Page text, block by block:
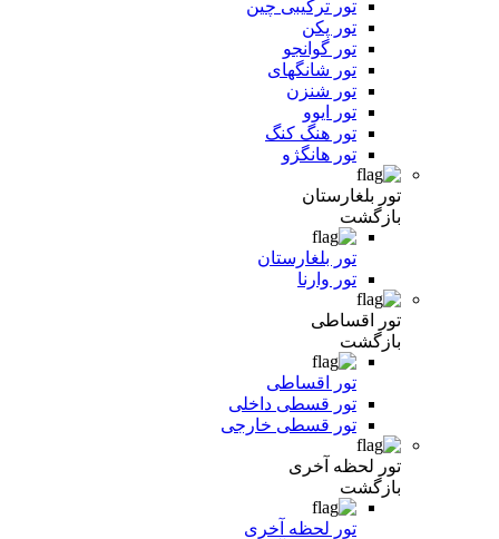
تور ترکیبی چین
تور پکن
تور گوانجو
تور شانگهای
تور شنزن
تور ایوو
تور هنگ کنگ
تور هانگژو
تور بلغارستان
بازگشت
تور بلغارستان
تور وارنا
تور اقساطی
بازگشت
تور اقساطی
تور قسطی داخلی
تور قسطی خارجی
تور لحظه آخری
بازگشت
تور لحظه آخری